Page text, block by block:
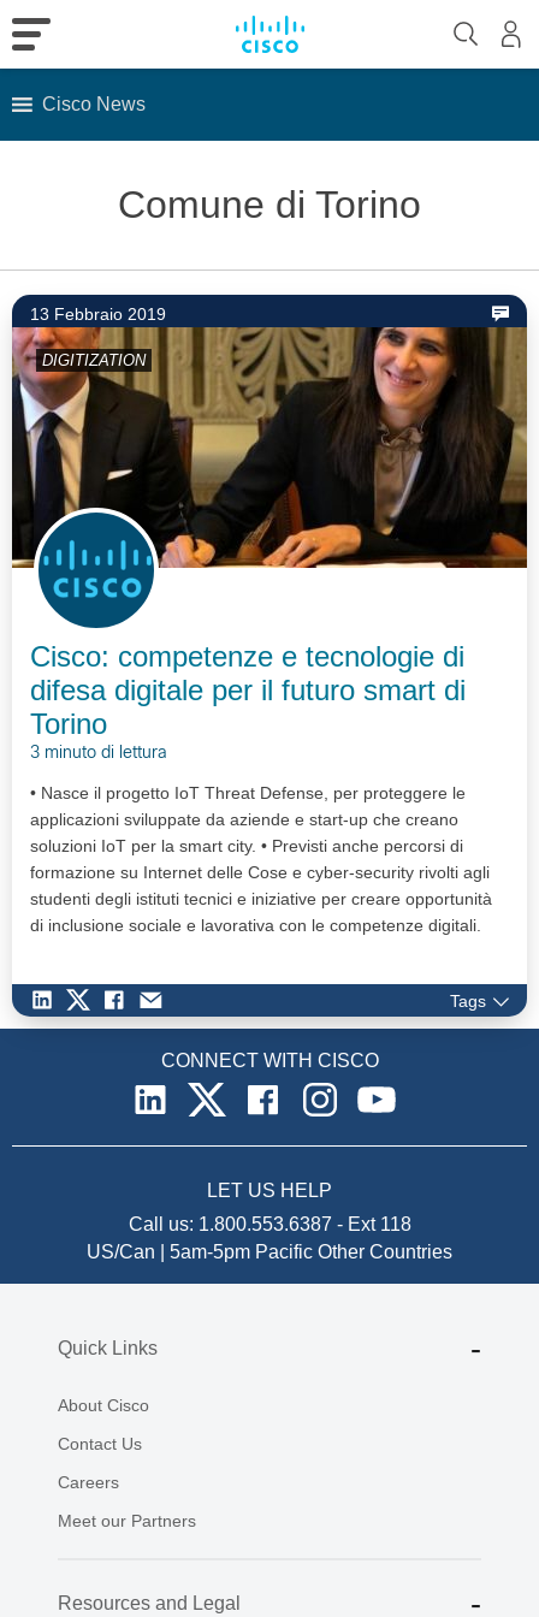
Cisco News
Comune di Torino
13 Febbraio 2019
DIGITIZATION
Cisco: competenze e tecnologie di
difesa digitale per il futuro smart di
Torino
3 minuto di lettura
• Nasce il progetto IoT Threat Defense, per proteggere le
applicazioni sviluppate da aziende e start-up che creano
soluzioni IoT per la smart city. • Previsti anche percorsi di
formazione su Internet delle Cose e cyber-security rivolti agli
studenti degli istituti tecnici e iniziative per creare opportunità
di inclusione sociale e lavorativa con le competenze digitali.
Tags
CONNECT WITH CISCO
LET US HELP
Call us: 1.800.553.6387 - Ext 118
US/Can | 5am-5pm Pacific Other Countries